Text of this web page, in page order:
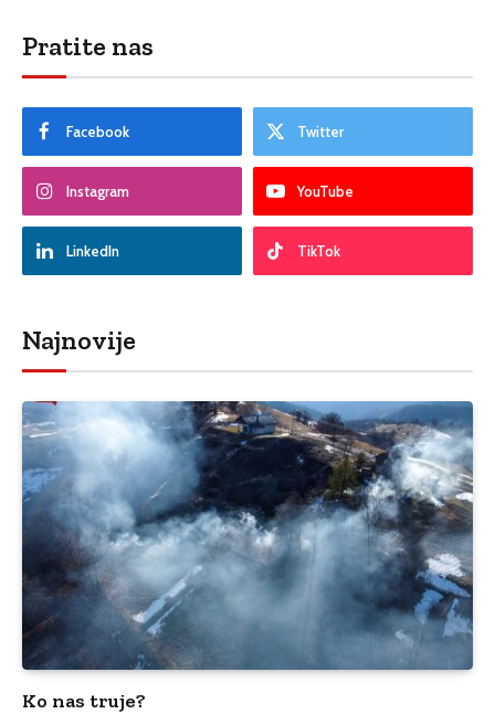
Pratite nas
Facebook Twitter
Instagram YouTube
LinkedIn TikTok
Najnovije
Ko nas truje?